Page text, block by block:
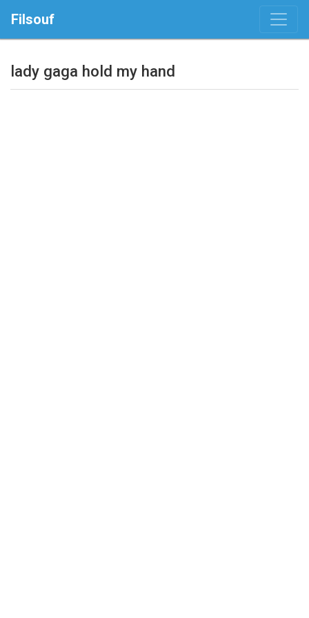
Filsouf
lady gaga hold my hand